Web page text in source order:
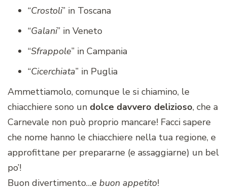
“Crostoli” in Toscana
“Galani” in Veneto
“Sfrappole” in Campania
“Cicerchiata” in Puglia
Ammettiamolo, comunque le si chiamino, le
chiacchiere sono un dolce davvero delizioso, che a
Carnevale non può proprio mancare! Facci sapere
che nome hanno le chiacchiere nella tua regione, e
approfittane per prepararne (e assaggiarne) un bel
po’!
Buon divertimento…e buon appetito!